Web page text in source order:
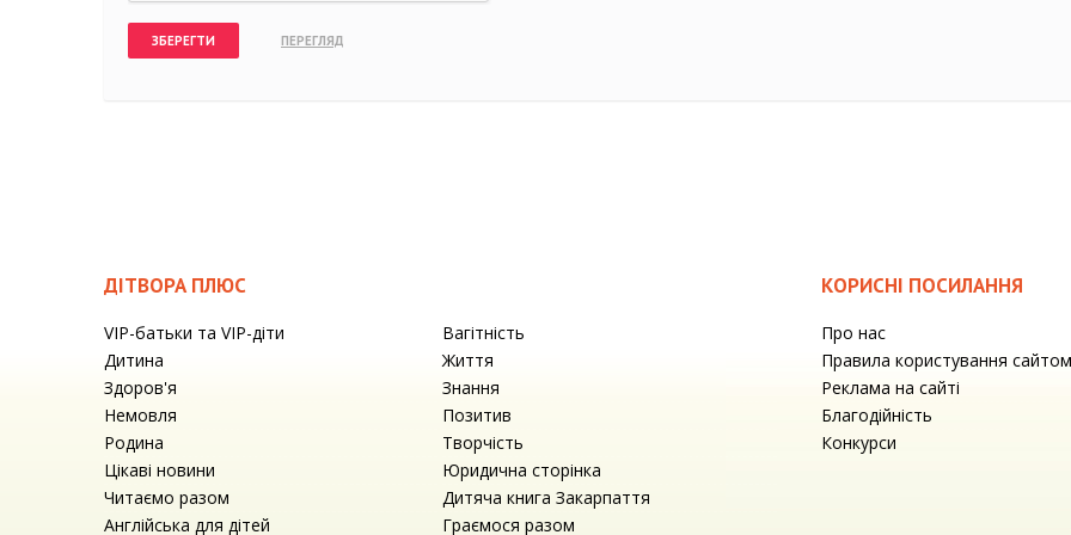
ДІТВОРА ПЛЮС
VIP-батьки та VIP-діти
Вагітність
Дитина
Життя
Здоров'я
Знання
Немовля
Позитив
Родина
Творчість
Цікаві новини
Юридична сторінка
Читаємо разом
Дитяча книга Закарпаття
Англійська для дітей
Граємося разом
КОРИСНІ ПОСИЛАННЯ
Про нас
Правила користування сайтом
Реклама на сайті
Благодійність
Конкурси